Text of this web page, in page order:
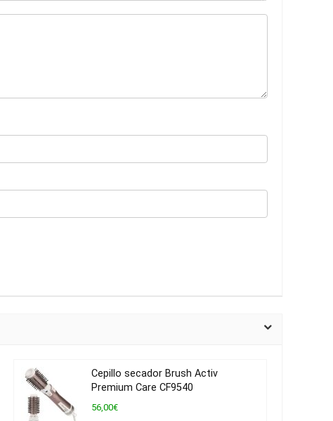
Cepillo secador Brush Activ
Premium Care CF9540
56,00€